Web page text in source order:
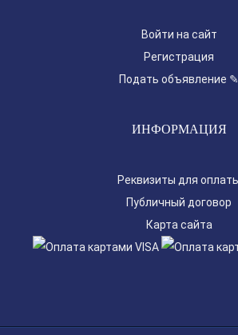
Войти на сайт
Регистрация
Подать объявление ✎
ИНФОРМАЦИЯ
Реквизиты для
Публичный договор
Карта сайта